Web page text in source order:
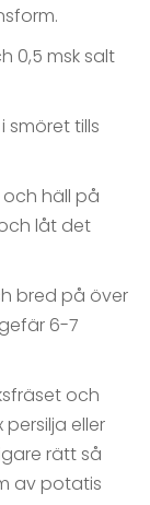
0,5 msk salt
smöret tills
häll på
låt det
bred på över
6-7
och
eller
rätt så
av potatis